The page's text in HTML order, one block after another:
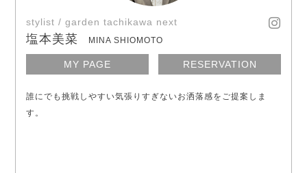
stylist / garden tachikawa next
塩本美菜 MINA SHIOMOTO
MY PAGE RESERVATION
誰にでも挑戦しやすい気張りすぎないお洒落感をご提案しま
す。